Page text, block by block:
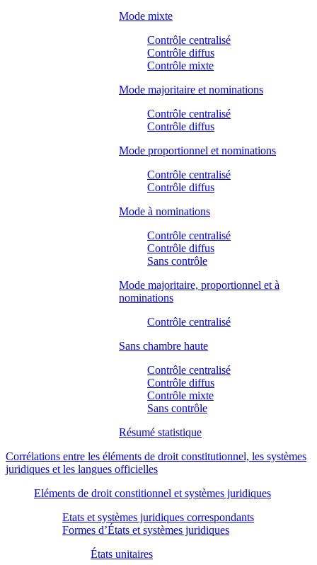
Mode mixte
Contrôle centralisé
Contrôle diffus
Contrôle mixte
Mode majoritaire et nominations
Contrôle centralisé
Contrôle diffus
Mode proportionnel et nominations
Contrôle centralisé
Contrôle diffus
Mode à nominations
Contrôle centralisé
Contrôle diffus
Sans contrôle
Mode majoritaire, proportionnel et à
nominations
Contrôle centralisé
Sans chambre haute
Contrôle centralisé
Contrôle diffus
Contrôle mixte
Sans contrôle
Résumé statistique
Corrélations entre les éléments de droit constitutionnel, les systèmes
juridiques et les langues officielles
Eléments de droit constitionnel et systèmes juridiques
Etats et systèmes juridiques correspondants
Formes d’États et systèmes juridiques
États unitaires